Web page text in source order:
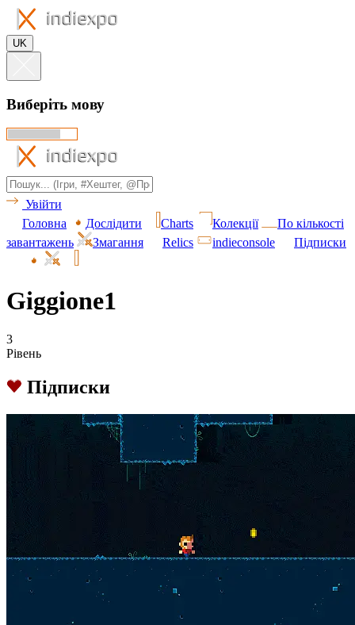
UK
Виберіть мову
Увійти
Головна
Дослідити Charts Колекції
По кількості
завантажень
Змагання Relics indieconsole Підписки
Giggione1
3
Рівень
Підписки